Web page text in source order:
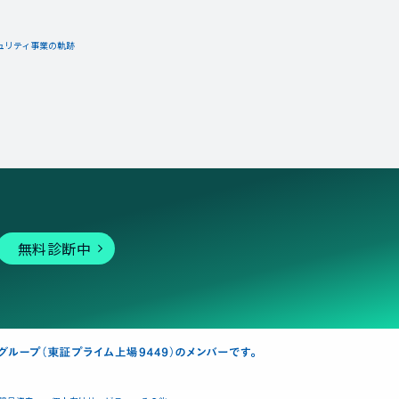
リティ事業の軌跡
無料診断中